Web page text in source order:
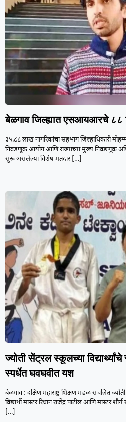
बेळगाव जिल्ह्यात एसआयआरचे ८८
३५.८८ लाख नागरिकांचा सहभाग जिल्हाधिकारी
निवडणूक आयोग आणि राज्याच्या मुख्य निवडणूक
सुरू असलेल्या विशेष मतदार[…]
ज्योती सेंट्रल स्कूलच्या विद्यार्थ्यांचे
स्पर्धेत घवघवीत यश
बेळगाव : दक्षिण महाराष्ट्र शिक्षण मंडळ संचलित
विद्यार्थी मास्टर रिधान राजेंद्र पाटील आणि मास्टर
[…]